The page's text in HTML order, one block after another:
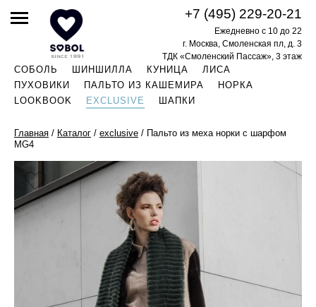
СОБОЛЬ ШИНШИЛЛА КУНИЦА
ЛИСА
ПУХОВИКИ
ПАЛЬТО ИЗ КАШЕМИРА
НОРКА
LOOKBOOK
EXCLUSIVE ШАПКИ
+7 (495) 229-20-21
Ежедневно с 10 до 22
г. Москва, Смоленская пл, д. 3
ТДК «Смоленский Пассаж», 3 этаж
Главная / Каталог / exclusive / Пальто из меха норки с шарфом
MG4